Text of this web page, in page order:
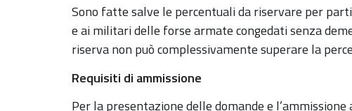
Sono fatte salve le percentuali da riservare per
e ai militari delle forse armate congedati senza
riserva non può complessivamente superare la
Requisiti di ammissione
Per la presentazione delle domande e